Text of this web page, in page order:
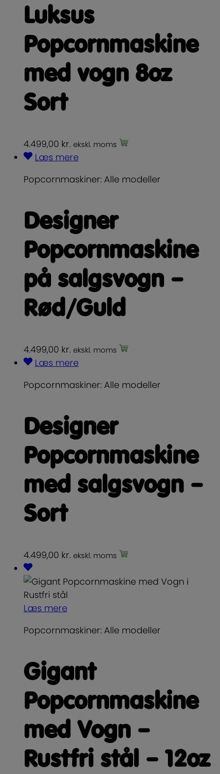
Luksus
Popcornmaskine
med vogn 8oz
Sort
4.499,00 kr. ekskl. moms
Læs mere
Popcornmaskiner: Alle modeller
Designer
Popcornmaskine
på salgsvogn –
Rød/Guld
4.499,00 kr. ekskl. moms
Læs mere
Popcornmaskiner: Alle modeller
Designer
Popcornmaskine
med salgsvogn –
Sort
4.499,00 kr. ekskl. moms
Læs mere
Popcornmaskiner: Alle modeller
Gigant
Popcornmaskine
med Vogn –
Rustfri stål – 12oz